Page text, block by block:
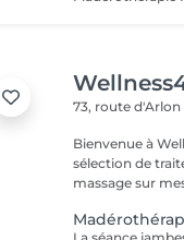
73, route d'Arlon
Bienvenue à
sélection de traitements
massage sur